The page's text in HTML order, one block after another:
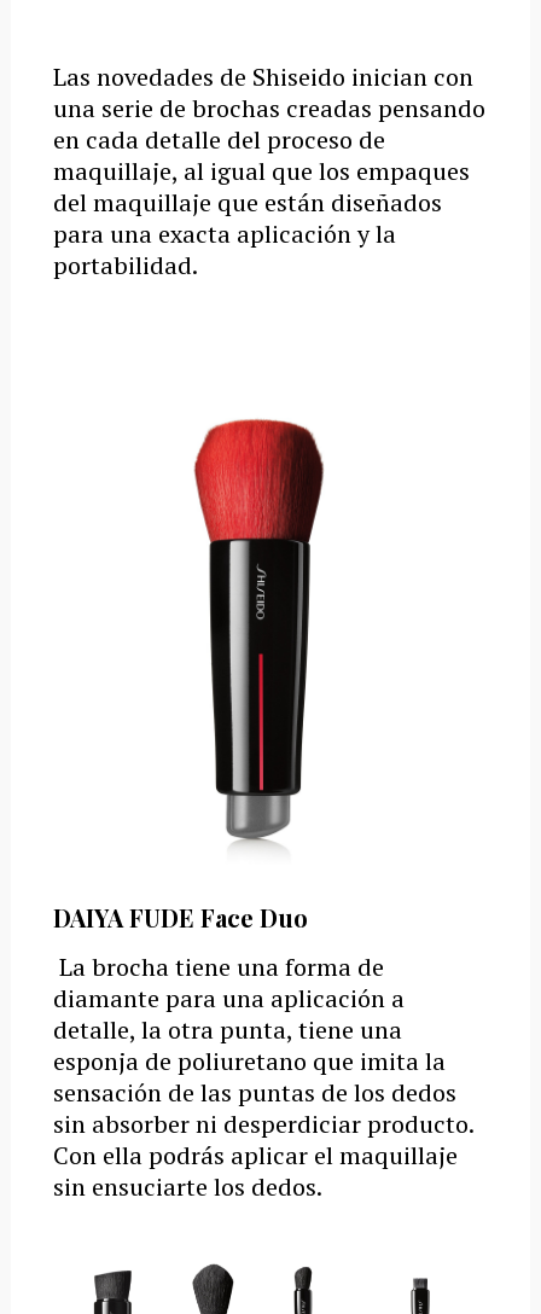
Las novedades de Shiseido inician con
una serie de brochas creadas pensando
en cada detalle del proceso de
maquillaje, al igual que los empaques
del maquillaje que están diseñados
para una exacta aplicación y la
portabilidad.
DAIYA FUDE Face Duo
La brocha tiene una forma de
diamante para una aplicación a
detalle, la otra punta, tiene una
esponja de poliuretano que imita la
sensación de las puntas de los dedos
sin absorber ni desperdiciar producto.
Con ella podrás aplicar el maquillaje
sin ensuciarte los dedos.